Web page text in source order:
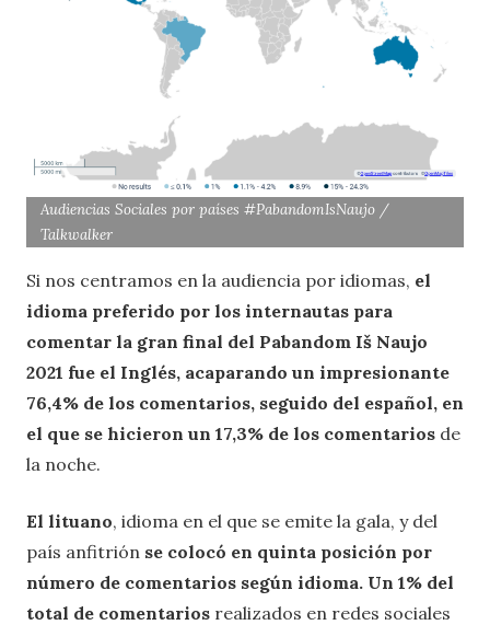
Audiencias Sociales por países #PabandomIsNaujo /
Talkwalker
Si nos centramos en la audiencia por idiomas, el
idioma preferido por los internautas para
comentar la gran final del Pabandom Iš Naujo
2021 fue el Inglés, acaparando un impresionante
76,4% de los comentarios, seguido del español, en
el que se hicieron un 17,3% de los comentarios de
la noche.
El lituano, idioma en el que se emite la gala, y del
país anfitrión se colocó en quinta posición por
número de comentarios según idioma. Un 1% del
total de comentarios realizados en redes sociales